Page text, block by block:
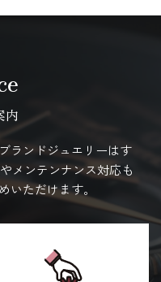
内
ランドジュエリーはす
メンテンナンス対応も
いただけます。